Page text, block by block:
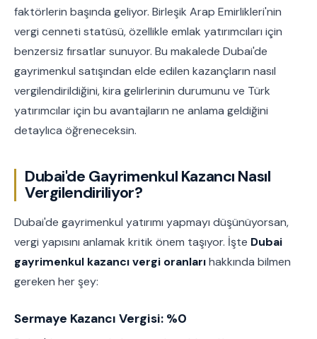
faktörlerin başında geliyor. Birleşik Arap Emirlikleri'nin
vergi cenneti statüsü, özellikle emlak yatırımcıları için
benzersiz fırsatlar sunuyor. Bu makalede Dubai'de
gayrimenkul satışından elde edilen kazançların nasıl
vergilendirildiğini, kira gelirlerinin durumunu ve Türk
yatırımcılar için bu avantajların ne anlama geldiğini
detaylıca öğreneceksin.
Dubai'de Gayrimenkul Kazancı Nasıl
Vergilendiriliyor?
Dubai'de gayrimenkul yatırımı yapmayı düşünüyorsan,
vergi yapısını anlamak kritik önem taşıyor. İşte Dubai
gayrimenkul kazancı vergi oranlarıhakkında bilmen
gereken her şey:
Sermaye Kazancı Vergisi: %0